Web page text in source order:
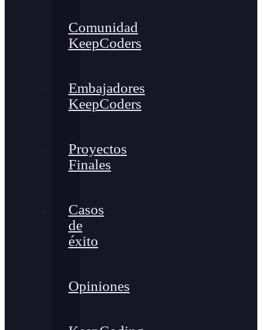
Comunidad
KeepCoders
Embajadores
KeepCoders
Proyectos
Finales
Casos
de
éxito
Opiniones